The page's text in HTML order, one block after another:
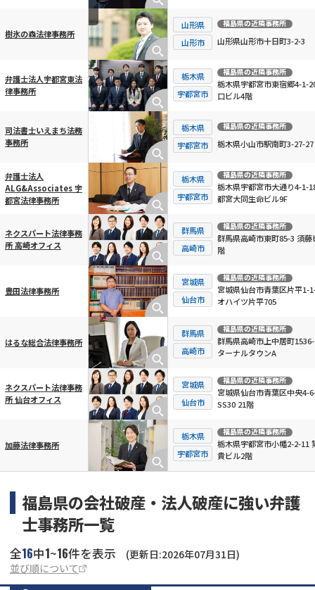
樹氷の森法律事務所
山形県
山形市
福島県の近隣事務所
山形県山形市十日町3-2-3
弁護士法人宇都宮東法
律事務所
栃木県
宇都宮市
福島県の近隣事務所
栃木県宇都宮市東宿郷4-1-
口ビル4階
司法書士いえまち法務
事務所
栃木県
宇都宮市
福島県の近隣事務所
栃木県小山市駅南町3-27-27
弁護士法人
ALG&Associates 宇
都宮法律事務所
栃木県
宇都宮市
福島県の近隣事務所
栃木県宇都宮市大通り4-1-
都宮大同生命ビル9F
ネクスパート法律事務
所 高崎オフィス
群馬県
高崎市
福島県の近隣事務所
群馬県高崎市東町85-3 須藤
階
豊田法律事務所
宮城県
仙台市
福島県の近隣事務所
宮城県仙台市青葉区片平1-
オハイツ片平705
はるな総合法律事務所
群馬県
高崎市
福島県の近隣事務所
群馬県高崎市上中居町
ターナルタウンA
ネクスパート法律事務
所 仙台オフィス
宮城県
仙台市
福島県の近隣事務所
宮城県仙台市青葉区中央4-
SS30 21階
加藤法律事務所
栃木県
宇都宮市
福島県の近隣事務所
栃木県宇都宮市小幡2-2-11
貴ビル2階
福島県の会社破産・法人破産に強い弁護
士事務所一覧
全16中1~16件を表示
(更新日:2026年07月31日)
並び順について